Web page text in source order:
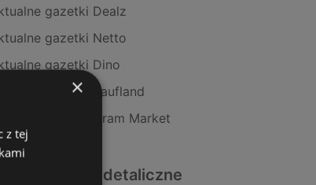
gazetki Dealz
gazetki Netto
gazetki Dino
gazetki Kaufland
gazetki Gram Market
sklepy detaliczne
×
z tej